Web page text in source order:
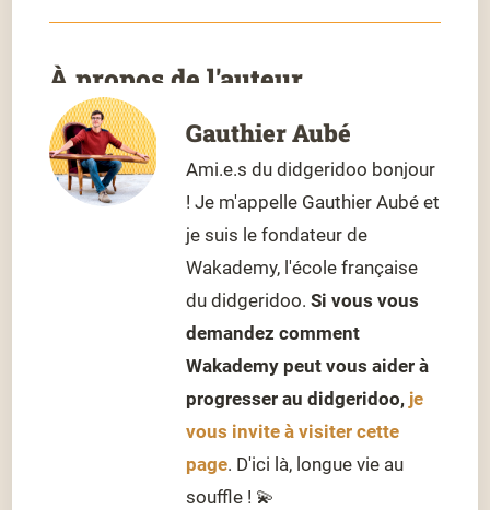
À propos de l'auteur
Gauthier Aubé
Ami.e.s du didgeridoo bonjour
! Je m'appelle Gauthier Aubé et
je suis le fondateur de
Wakademy, l'école française
du didgeridoo.Si vous vous
demandez comment
Wakademy peut vous aider à
progresser au didgeridoo, je
vous invite à visiter cette
page. D'ici là, longue vie au
souffle ! 💫